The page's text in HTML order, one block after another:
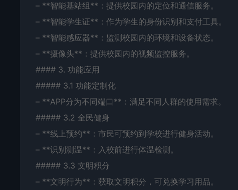
– **智能基站组**：提供校园内的定位和通信服务。
– **智能学生证**：作为学生的身份识别和支付工具。
– **智能感应器**：监测校园内的环境和设备状态。
– **摄像头**：提供校园内的视频监控服务。
#### 3. 功能应用
##### 3.1 功能定制化
– **APP分为不同端口**：满足不同人群的使用需求。
##### 3.2 全民健身
– **线上预约**：市民可预约到学校进行健身活动。
– **识别测温**：入校前进行体温检测。
##### 3.3 文明积分
– **文明行为**：获取文明积分，可兑换学习用品。